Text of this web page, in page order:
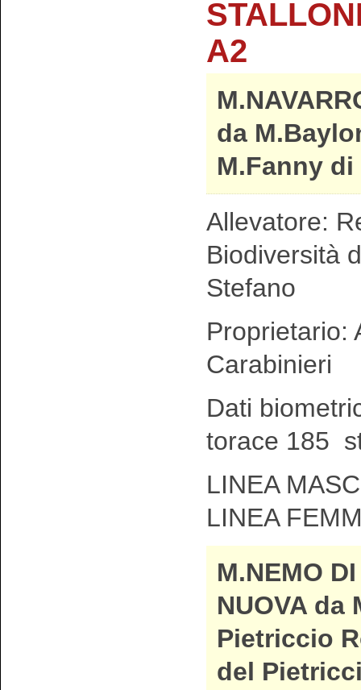
A2
da
M.Fanny
Allevatore:
Biodiversità
Stefano
Proprietario:
Carabinieri
Dati
torace 185
LINEA
LINEA
M.NEMO
NUOVA da
Pietriccio
del